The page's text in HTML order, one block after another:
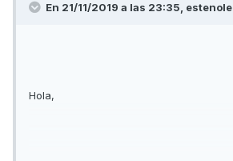
En 21/11/2019 a las 23:35, estenole
Hola,